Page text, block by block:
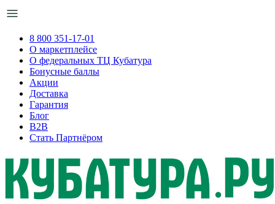
8 800 351-17-01
О маркетплейсе
О федеральных ТЦ Кубатура
Бонусные баллы
Акции
Доставка
Гарантия
Блог
B2B
Стать Партнёром